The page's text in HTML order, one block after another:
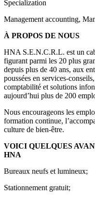
Specialization
Management accounting,
À PROPOS DE NOUS
HNA S.E.N.C.R.L. est un
figurant parmi les 20 plus
depuis plus de 40 ans, aux
poussées en services-
comptabilité et solutions
aujourd’hui plus de 200
Nous encourageons les
formation continue,
culture de bien-être.
VOICI QUELQUES
HNA
Bureaux neufs et lumineux;
Stationnement gratuit;